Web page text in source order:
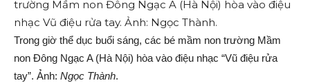
Trong giờ thể dục buổi sáng, các bé mầm non trường Mầm
non Đông Ngạc A (Hà Nội) hòa vào điệu nhạc “Vũ điệu rửa
tay”. Ảnh: Ngọc Thành.